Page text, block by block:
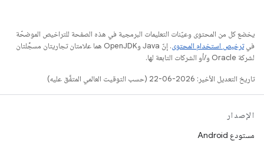
يخضع كل من المحتوى وعيّنات التعليمات البرمجية في هذه الصفحة للتراخيص الموضحّة
فيترخيص استخدام المحتوى
. إنّ Java وOpenJDK هما علامتان تجاريتان مسجَّلتان
لشركة Oracle و/أو الشركات التابعة لها.
تاريخ التعديل الأخير: 2026-06-22 (حسب التوقيت العالمي المتفَّق عليه)
الإصدار
مستودع Android